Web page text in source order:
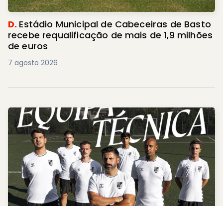
D. Estádio Municipal de Cabeceiras de Basto
recebe requalificação de mais de 1,9 milhões
de euros
7 agosto 2026